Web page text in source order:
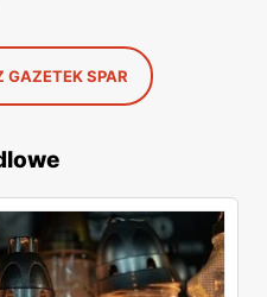
GAZETEK SPAR